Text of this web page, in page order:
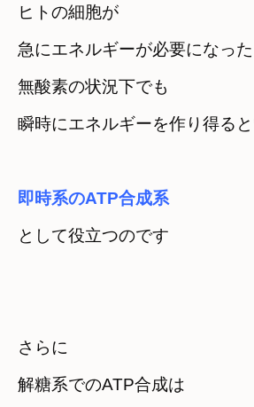
ヒトの細胞が
急にエネルギーが必要になった
無酸素の状況下でも
瞬時にエネルギーを作り得る
として役立つのです
さらに
解糖系でのATP合成は